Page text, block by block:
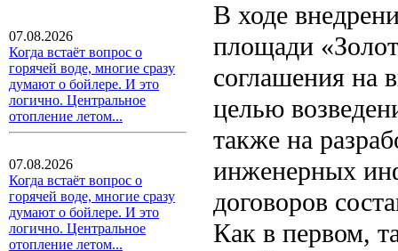
07.08.2026
Когда встаёт вопрос о
горячей воде, многие сразу
думают о бойлере. И это
логично. Центральное
отопление летом...
07.08.2026
Когда встаёт вопрос о
горячей воде, многие сразу
думают о бойлере. И это
логично. Центральное
отопление летом...
В ходе
площади
соглашения на
целью
также на
инженерных
договоров
Как в первом,